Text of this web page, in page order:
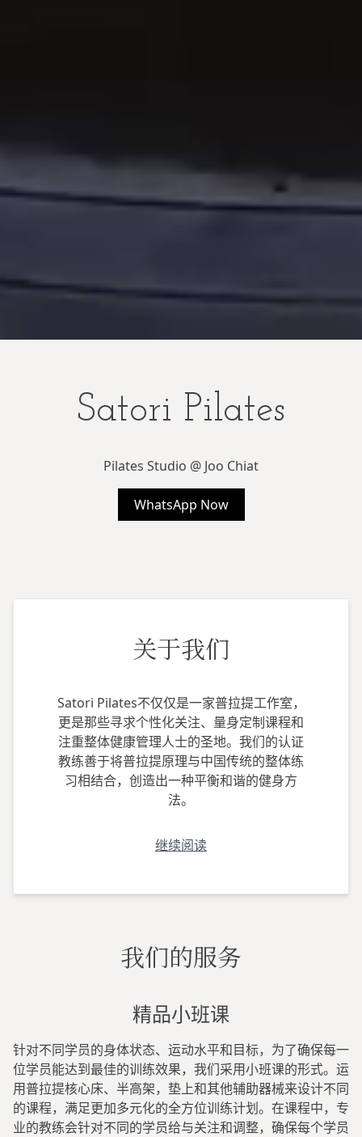
Satori Pilates
Pilates Studio @ Joo Chiat
WhatsApp Now
关于我们
Satori Pilates不仅仅是一家普拉提工作室，
更是那些寻求个性化关注、量身定制课程和
注重整体健康管理人士的圣地。我们的认证
教练善于将普拉提原理与中国传统的整体练
习相结合，创造出一种平衡和谐的健身方
法。
继续阅读
我们的服务
精品小班课
针对不同学员的身体状态、运动水平和目标，为了确保每一
位学员能达到最佳的训练效果，我们采用小班课的形式。运
用普拉提核心床、半高架，垫上和其他辅助器械来设计不同
的课程，满足更加多元化的全方位训练计划。在课程中，专
业的教练会针对不同的学员给与关注和调整，确保每个学员